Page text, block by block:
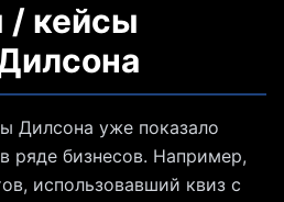
/ кейсы
Дилсона уже показало
ряде бизнесов. Например,
использовавший квиз с